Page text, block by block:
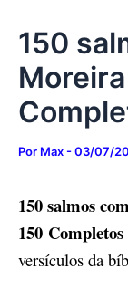
150
Por Max-03/07/
150 salmos
150 Completos
versículos da